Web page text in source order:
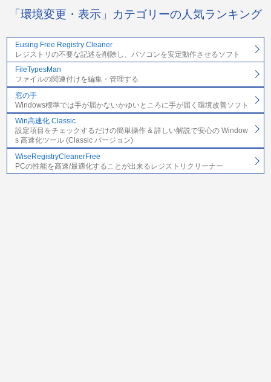
「環境変更・表示」カテゴリーの人気ランキング
Eusing Free Registry Cleaner
レジストリの不要な記述を削除し、パソコンを安定動作させるソフト
FileTypesMan
ファイルの関連付けを編集・管理する
窓の手
Windows標準では手が届かないかゆいところに手が届く環境改善ソフト
Win高速化 Classic
設定項目をチェックするだけの簡単操作 & 詳しい解説で安心の Window
s 高速化ツール (Classic バージョン)
WiseRegistryCleanerFree
PCの性能を高速/最適化することが出来るレジストリクリーナー